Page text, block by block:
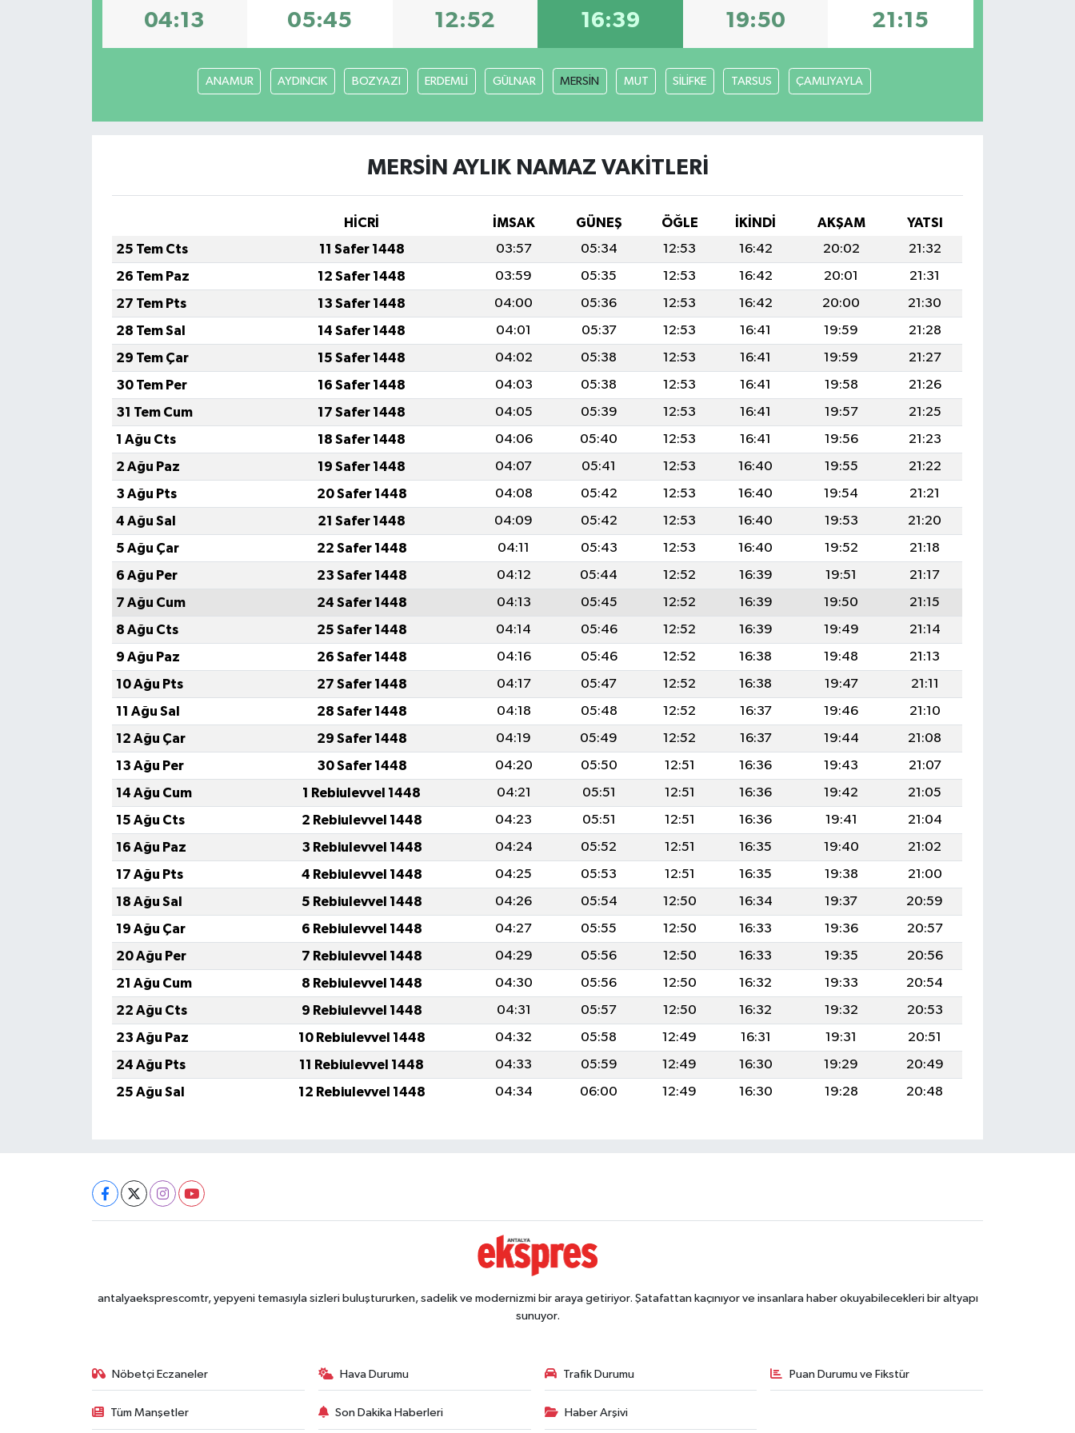
04:13 05:45 12:52 16:39 19:50 21:15
ANAMUR AYDINCIK BOZYAZI ERDEMLİ GÜLNAR MERSİN MUT SİLİFKE TARSUS ÇAMLIYAYLA
MERSİN AYLIK NAMAZ VAKITLERI
HİCRİ İMSAK GÜNEŞ ÖĞLE İKINDI AKŞAM
YATSI
25 Tem Cts
11 Safer 1448 03:57 05:34 12:53 16:42 20:02
21:32
26 Tem Paz
12 Safer 1448 03:59 05:35 12:53 16:42 20:01
21:31
27 Tem Pts
13 Safer 1448 04:00 05:36 12:53 16:42 20:00
21:30
28 Tem Sal
14 Safer 1448 04:01 05:37 12:53 16:41 19:59
21:28
29 Tem Çar
15 Safer 1448 04:02 05:38 12:53 16:41 19:59
21:27
30 Tem Per
16 Safer 1448 04:03 05:38 12:53 16:41 19:58
21:26
31 Tem Cum
17 Safer 1448 04:05 05:39 12:53 16:41 19:57
21:25
1 Ağu Cts
18 Safer 1448 04:06 05:40 12:53 16:41 19:56
21:23
2 Ağu Paz
19 Safer 1448 04:07 05:41 12:53 16:40 19:55
21:22
3 Ağu Pts
20 Safer 1448 04:08 05:42 12:53 16:40 19:54
21:21
4 Ağu Sal
21 Safer 1448 04:09 05:42 12:53 16:40 19:53
21:20
5 Ağu Çar
22 Safer 1448 04:11 05:43 12:53 16:40 19:52
21:18
6 Ağu Per
23 Safer 1448 04:12 05:44 12:52 16:39 19:51
21:17
7 Ağu Cum
24 Safer 1448 04:13 05:45 12:52 16:39 19:50
21:15
8 Ağu Cts
25 Safer 1448 04:14 05:46 12:52 16:39 19:49
21:14
9 Ağu Paz
26 Safer 1448 04:16 05:46 12:52 16:38 19:48
21:13
10 Ağu Pts
27 Safer 1448 04:17 05:47 12:52 16:38 19:47
21:11
11 Ağu Sal
28 Safer 1448 04:18 05:48 12:52 16:37 19:46
21:10
12 Ağu Çar
29 Safer 1448 04:19 05:49 12:52 16:37 19:44
21:08
13 Ağu Per
30 Safer 1448 04:20 05:50 12:51 16:36 19:43
21:07
14 Ağu Cum
1 Rebiulevvel 1448 04:21 05:51 12:51 16:36 19:42
21:05
15 Ağu Cts
2 Rebiulevvel 1448 04:23 05:51 12:51 16:36 19:41
21:04
16 Ağu Paz
3 Rebiulevvel 1448 04:24 05:52 12:51 16:35 19:40
21:02
17 Ağu Pts
4 Rebiulevvel 1448 04:25 05:53 12:51 16:35 19:38
21:00
18 Ağu Sal
5 Rebiulevvel 1448 04:26 05:54 12:50 16:34 19:37
20:59
19 Ağu Çar
6 Rebiulevvel 1448 04:27 05:55 12:50 16:33 19:36
20:57
20 Ağu Per
7 Rebiulevvel 1448 04:29 05:56 12:50 16:33 19:35
20:56
21 Ağu Cum
8 Rebiulevvel 1448 04:30 05:56 12:50 16:32 19:33
20:54
22 Ağu Cts
9 Rebiulevvel 1448 04:31 05:57 12:50 16:32 19:32
20:53
23 Ağu Paz
10 Rebiulevvel 1448 04:32 05:58 12:49 16:31 19:31
20:51
24 Ağu Pts
11 Rebiulevvel 1448 04:33 05:59 12:49 16:30 19:29
20:49
25 Ağu Sal
12 Rebiulevvel 1448 04:34 06:00 12:49 16:30 19:28 20:48
antalyaeksprescomtr, yepyeni temasıyla sizleri buluştururken, sadelik ve modernizmi bir araya getiriyor. Şatafattan kaçınıyor ve insanlara haber okuyabilecekleri bir altyapı
sunuyor.
Nöbetçi Eczaneler Hava Durumu Trafik Durumu Puan Durumu ve Fikstür
Tüm Manşetler Son Dakika Haberleri Haber Arşivi
RESMİ İLAN